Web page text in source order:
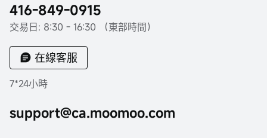
416-849-0915
交易日: 8:30 - 16:30 （東部時間）
在線客服
7*24小時
support@ca.moomoo.com